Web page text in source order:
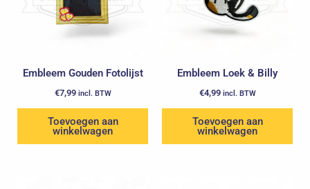
Embleem Gouden Fotolijst
€7,99 incl. BTW
Toevoegen aan
winkelwagen
Embleem Loek & Billy
€4,99 incl. BTW
Toevoegen aan
winkelwagen